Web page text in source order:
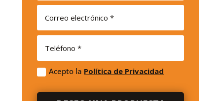
Acepto la Política de Privacidad